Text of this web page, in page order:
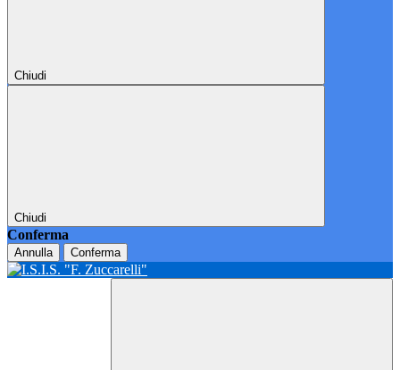
Chiudi
Chiudi
Conferma
Annulla Conferma